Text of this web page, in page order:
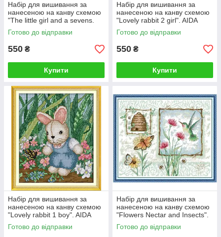
Набір для вишивання за
нанесеною на канву схемою
"The little girl and a sevens.
AIDA 14CT printed, 22*32 см
Готово до відправки
550 ₴
Купити
Набір для вишивання за
нанесеною на канву схемою
"Lovely rabbit 2 girl". AIDA
14CT printed 21*27 см
Готово до відправки
550 ₴
Купити
Набір для вишивання за
нанесеною на канву схемою
"Lovely rabbit 1 boy". AIDA
14CT printed 21*27 см
Готово до відправки
Набір для вишивання за
нанесеною на канву схемою
"Flowers Nectar and Insects".
AIDA 14CT printed 38*33 см
Готово до відправки